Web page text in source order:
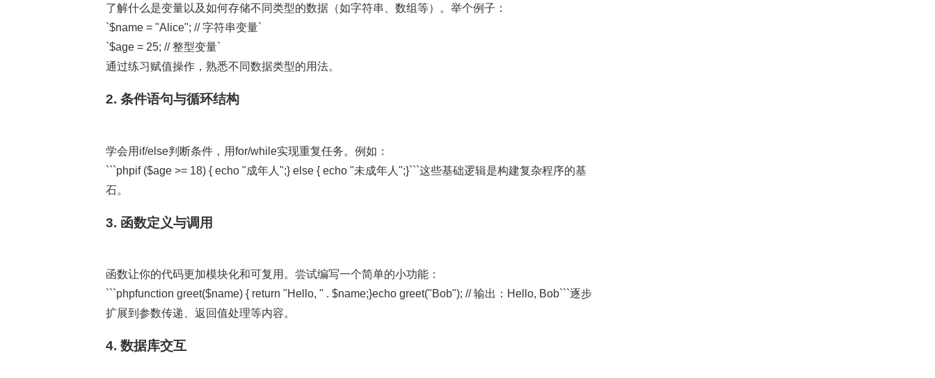
了解什么是变量以及如何存储不同类型的数据（如字符串、数组等）。举个例子：
`$name = "Alice"; // 字符串变量`
`$age = 25; // 整型变量`
通过练习赋值操作，熟悉不同数据类型的用法。
2. 条件语句与循环结构
学会用if/else判断条件，用for/while实现重复任务。例如：
```phpif ($age >= 18) { echo "成年人";} else { echo "未成年人";}```这些基础逻辑是构建复杂程序的基
石。
3. 函数定义与调用
函数让你的代码更加模块化和可复用。尝试编写一个简单的小功能：
```phpfunction greet($name) { return "Hello, " . $name;}echo greet("Bob"); // 输出：Hello, Bob```逐步
扩展到参数传递、返回值处理等内容。
4. 数据库交互